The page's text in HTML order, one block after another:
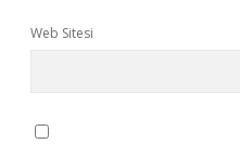
Web Sitesi